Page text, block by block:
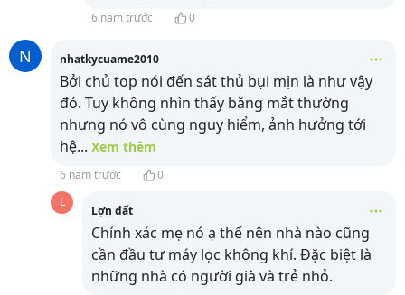
6 năm trước 0
N nhatkycuame2010
Bởi chủ top nói đến sát thủ bụi mịn là như vậy
đó. Tuy không nhìn thấy bằng mắt thường
nhưng nó vô cùng nguy hiểm, ảnh hưởng tới
hệ... Xem thêm
6 năm trước
0
L
Lợn đất
Chính xác mẹ nó ạ thế nên nhà nào cũng
cần đầu tư máy lọc không khí. Đặc biệt là
những nhà có người già và trẻ nhỏ.